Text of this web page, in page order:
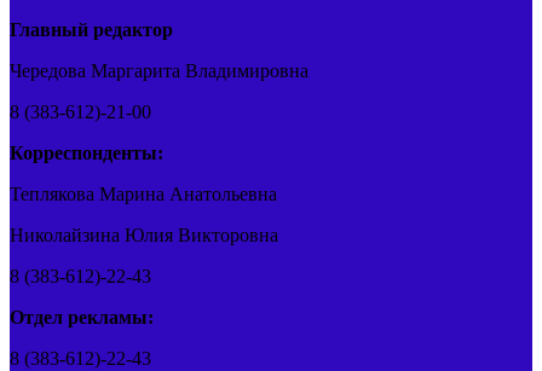
Главный редактор
Чередова Маргарита Владимировна
8 (383-612)-21-00
Корреспонденты:
Теплякова Марина Анатольевна
Николайзина Юлия Викторовна
8 (383-612)-22-43
Отдел рекламы:
8 (383-612)-22-43